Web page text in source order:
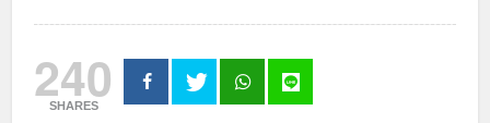
240
SHARES